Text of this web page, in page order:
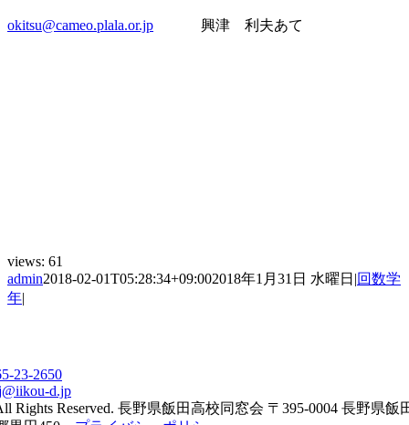
okitsu@cameo.plala.or.jp 興津 利夫あて
views: 61
admin2018-02-01T05:28:34+09:002018年1月31日 水曜日 |回数学
年|
23-2650
d.jp
Rights Reserved. 長野県飯田高校同窓会 〒395-0004 長野県飯